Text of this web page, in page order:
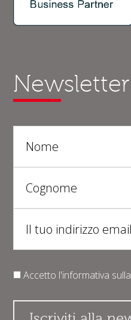
Newsletter
Accetto l'informativa sulla